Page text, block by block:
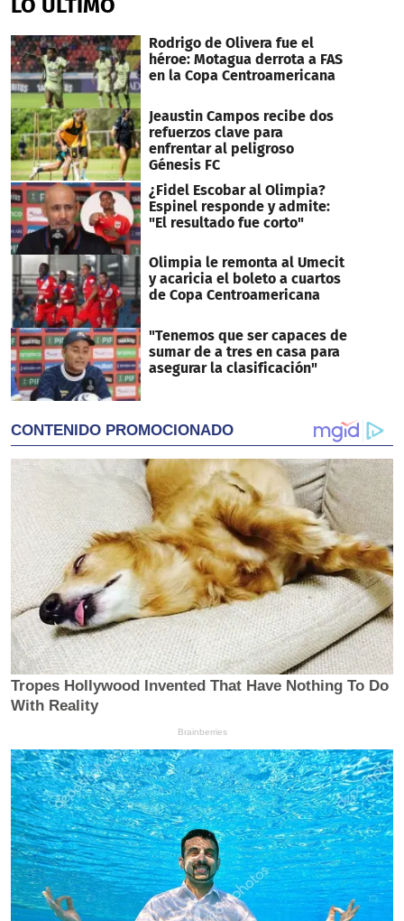
LO ÚLTIMO
Rodrigo de Olivera fue el
héroe: Motagua derrota a FAS
en la Copa Centroamericana
Jeaustin Campos recibe dos
refuerzos clave para
enfrentar al peligroso
Génesis FC
¿Fidel Escobar al Olimpia?
Espinel responde y admite:
"El resultado fue corto"
Olimpia le remonta al Umecit
y acaricia el boleto a cuartos
de Copa Centroamericana
"Tenemos que ser capaces de
sumar de a tres en casa para
asegurar la clasificación"